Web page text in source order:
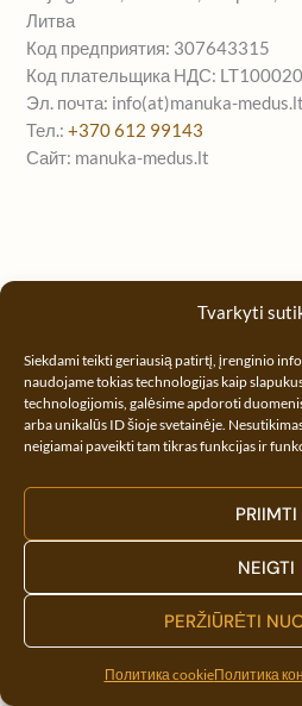
Tvarkyti
Siekdami teikti geriausią patirtį, įrenginio
naudojame tokias technologijas kaip
technologijomis, galėsime apdoroti
arba unikalūs ID šioje svetainėje.
neigiamai paveikti tam tikras funkcijas ir
PRIIMTI
NEIGTI
PERŽIŪRĖTI
Политика cookieПолитика
Литва
Код предприятия: 307643315
Код плательщика НДС:
Эл. почта: info(at)manuka-medus.lt
Тел.:+370 612 99143
Сайт: manuka-medus.lt
© 2016–2026 Manuka
покупки|
|Facebook|